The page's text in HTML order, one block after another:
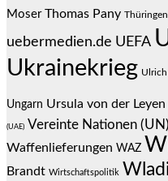
Moser Thomas Pany Thüringen
uebermedien.de UEFA
Ukrainekrieg
Ungarn Ursula von der Leyen
(UAE) Vereinte Nationen (UN)
Waffenlieferungen WAZ
Brandt Wirtschaftspolitik